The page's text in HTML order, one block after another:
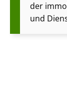
der
und